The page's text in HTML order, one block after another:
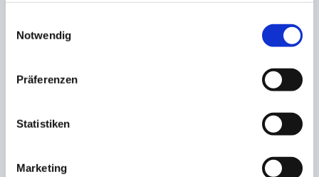
Notwendig
Präferenzen
Statistiken
Marketing
Winterneuzugang! Schäfer wechselt zur U23 des
2. Januar 2023